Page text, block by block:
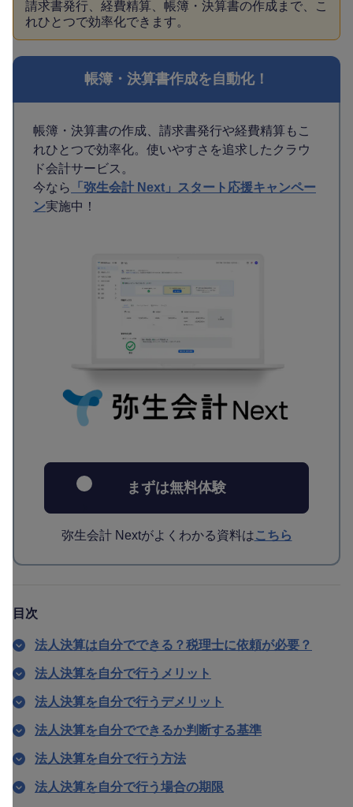
請求書発行、経費精算、帳簿・決算書の作成まで、こ
れひとつで効率化できます。
帳簿・決算書作成を自動化！
帳簿・決算書の作成、請求書発行や経費精算もこ
れひとつで効率化。使いやすさを追求したクラウ
ド会計サービス。
今なら
「弥生会計 Next」スタート応援キャンペー
ン実施中！
まずは無料体験
弥生会計 Nextがよくわかる資料はこちら
目次
法人決算は自分でできる？税理士に依頼が必要？
法人決算を自分で行うメリット
法人決算を自分で行うデメリット
法人決算を自分でできるか判断する基準
法人決算を自分で行う方法
法人決算を自分で行う場合の期限